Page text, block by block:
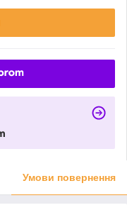
Умови повернення